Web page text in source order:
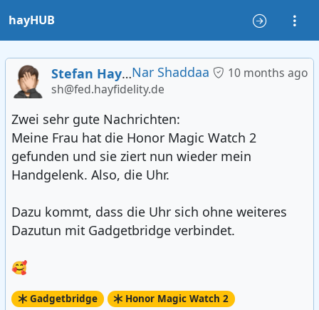
hayHUB
Nar Shaddaa 10 months ago
Stefan Haydn
sh@fed.hayfidelity.de
Zwei sehr gute Nachrichten:
Meine Frau hat die Honor Magic Watch 2
gefunden und sie ziert nun wieder mein
Handgelenk. Also, die Uhr.
Dazu kommt, dass die Uhr sich ohne weiteres
Dazutun mit Gadgetbridge verbindet.
🥰
Gadgetbridge Honor Magic Watch 2